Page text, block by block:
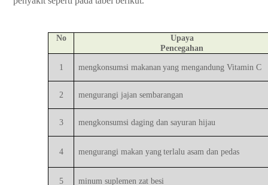
No
Upaya
Pencegahan
1 mengkonsumsi makanan yang mengandung Vitamin C
2 mengurangi jajan sembarangan
3 mengkonsumsi daging dan sayuran hijau
4 mengurangi makan yang terlalu asam dan pedas
5 minum suplemen zat besi